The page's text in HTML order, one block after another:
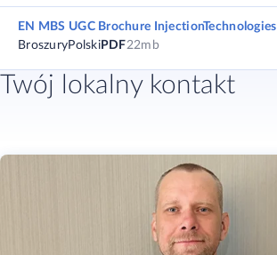
EN MBS UGC Brochure InjectionTechnologies
BroszuryPolskiPDF22mb
Twój lokalny kontakt